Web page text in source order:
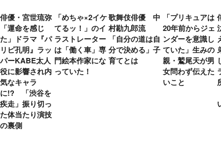
俳優・宮世琉弥
「運命を感じ
た」ドラマ『パ
リピ孔明』ラッ
パーKABE太人
役に影響され内
気なキャラ
に!? 「渋谷を
疾走」振り切っ
た体当たり演技
の裏側
「めちゃ×2イケ
てるッ！」のイ
ラストレーター
は「働く車」専
門絵本作家にな
っていた！
歌舞伎俳優 中
村勘九郎流
「自分の道は自
分で決める」子
育てとは
「プリキュアは
20年前からジェ
ンダーを意識し
ていた」生みの
親・鷲尾天が男
女問わず伝えた
いこと